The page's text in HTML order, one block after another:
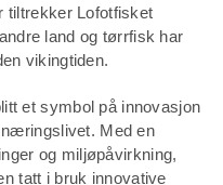
tiltrekker Lofotfisket
land og tørrfisk har
vikingtiden.
et symbol på innovasjon
Med en
og miljøpåvirkning,
tatt i bruk innovative